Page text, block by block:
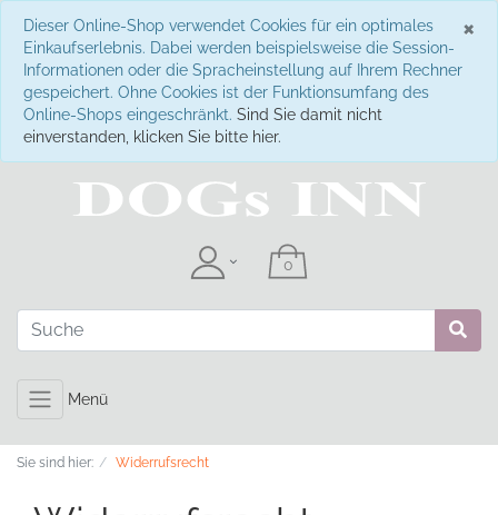
×
Dieser Online-Shop verwendet Cookies für ein optimales
Einkaufserlebnis. Dabei werden beispielsweise die Session-
Informationen oder die Spracheinstellung auf Ihrem Rechner
gespeichert. Ohne Cookies ist der Funktionsumfang des
Online-Shops eingeschränkt. Sind Sie damit nicht
einverstanden, klicken Sie bitte hier.
Menü
Sie sind hier: Widerrufsrecht